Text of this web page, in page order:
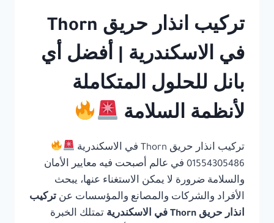
تركيب انذار حريق Thorn
في الاسكندرية | أفضل أي
بانل للحلول المتكاملة
لأنظمة السلامة
تركيب انذار حريق Thorn في الاسكندرية
01554305486 في عالم أصبحت فيه معايير الأمان
والسلامة ضرورة لا يمكن الاستغناء عنها، يبحث
الأفراد والشركات والمصانع والمؤسسات عن تركيب
انذار حريق Thorn في الاسكندرية
تمتلك الخبرة